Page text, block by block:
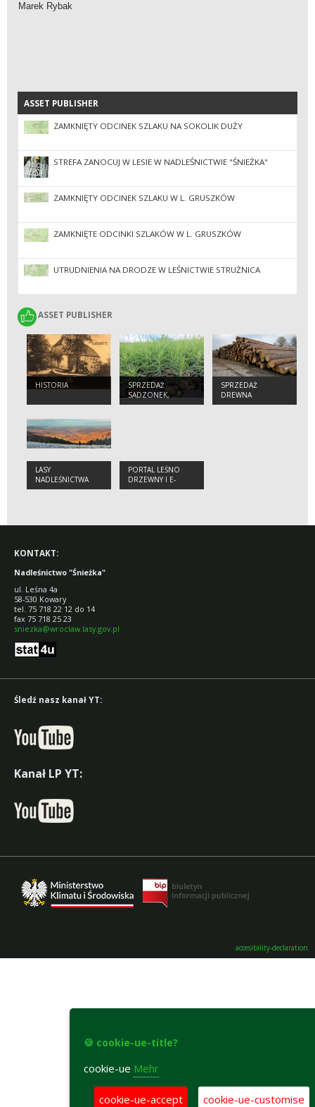
Marek Rybak
ASSET PUBLISHER
ASSET PUBLISHER
ZAMKNIĘTY ODCINEK SZLAKU NA SOKOLIK DUŻY
STREFA ZANOCUJ W LESIE W NADLEŚNICTWIE "ŚNIEŻKA"
ZAMKNIĘTY ODCINEK SZLAKU W L. GRUSZKÓW
ZAMKNIĘTE ODCINKI SZLAKÓW W L. GRUSZKÓW
UTRUDNIENIA NA DRODZE W LEŚNICTWIE STRUŻNICA
ASSET PUBLISHER
ASSET PUBLISHER
HISTORIA
SPRZEDAŻ
SADZONEK,
NASION, CHOINEK
SPRZEDAŻ
DREWNA
LASY
NADLEŚNICTWA
PORTAL LEŚNO
DRZEWNY I E-
DREWNO
KONTAKT:
Nadleśnictwo "Śnieżka"
ul. Leśna 4a
58-530 Kowary
tel. 75 718 22 12 do 14
fax 75 718 25 23
sniezka@wroclaw.lasy.gov.pl
Śledź nasz kanał YT:
Kanał LP YT:
accesibility-declaration
🍪 cookie-ue-title?
cookie-ue Mehr
cookie-ue-accept cookie-ue-customise